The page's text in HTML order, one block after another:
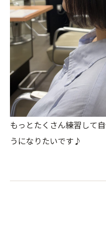
もっとたくさん練習して
うになりたいです♪